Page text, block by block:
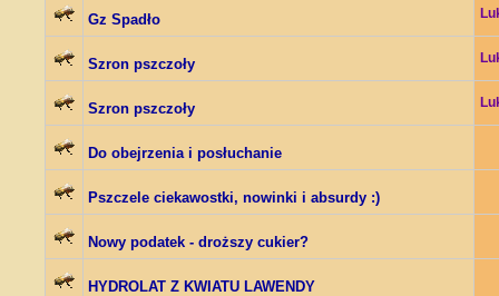
Gz Spadło
Szron pszczoły
Szron pszczoły
Do obejrzenia i posłuchanie
Pszczele ciekawostki, nowinki i absurdy :)
Nowy podatek - droższy cukier?
HYDROLAT Z KWIATU LAWENDY